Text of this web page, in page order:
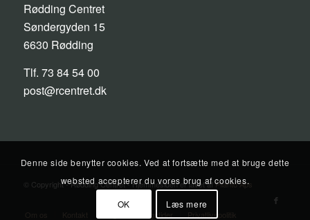
Rødding Centret
Søndergyden 15
6630 Rødding
Tlf. 73 84 54 00
post@rcentret.dk
© Copyright - Rødding Centret - Hjemmesiden er lavet afPilanto Aps
Kontakt Åbningstider Privatlivspolitik
Denne side benytter cookies. Ved at fortsætte med at bruge dette
websted accepterer du vores brug af cookies.
OK Læs mere